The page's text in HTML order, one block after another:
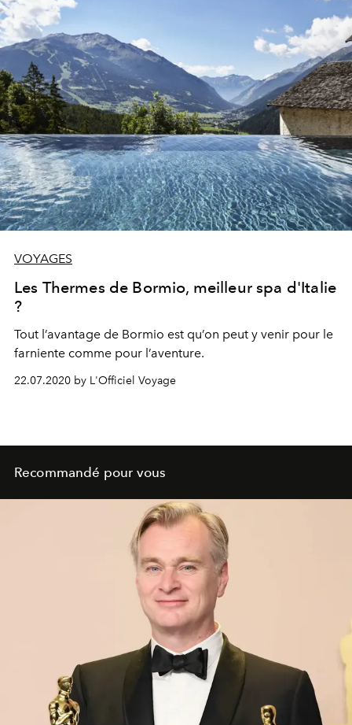
VOYAGES
Les Thermes de Bormio, meilleur spa d'Italie
?
Tout l’avantage de Bormio est qu’on peut y venir pour le
farniente comme pour l’aventure.
22.07.2020 by L'Officiel Voyage
Recommandé pour vous